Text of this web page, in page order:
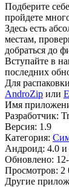
Подберите
пройдете
Здесь есть
местам,
добраться до
Вступайте в
последних
Для
AndroZip или
Имя
Разработчик:
Версия: 1.9
Категория:
Андроид: 4.0
Обновлено:
Просмотров: 2
Другие